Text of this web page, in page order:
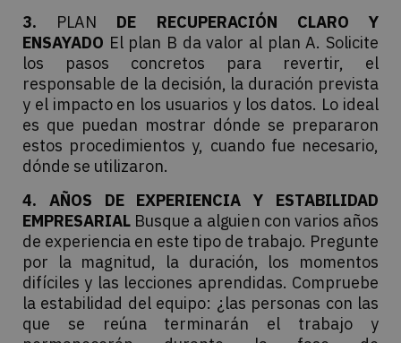
3. PLAN DE RECUPERACIÓN CLARO Y
ENSAYADO El plan B da valor al plan A. Solicite
los pasos concretos para revertir, el
responsable de la decisión, la duración prevista
y el impacto en los usuarios y los datos. Lo ideal
es que puedan mostrar dónde se prepararon
estos procedimientos y, cuando fue necesario,
dónde se utilizaron.
4. AÑOS DE EXPERIENCIA Y ESTABILIDAD
EMPRESARIAL Busque a alguien con varios años
de experiencia en este tipo de trabajo. Pregunte
por la magnitud, la duración, los momentos
difíciles y las lecciones aprendidas. Compruebe
la estabilidad del equipo: ¿las personas con las
que se reúna terminarán el trabajo y